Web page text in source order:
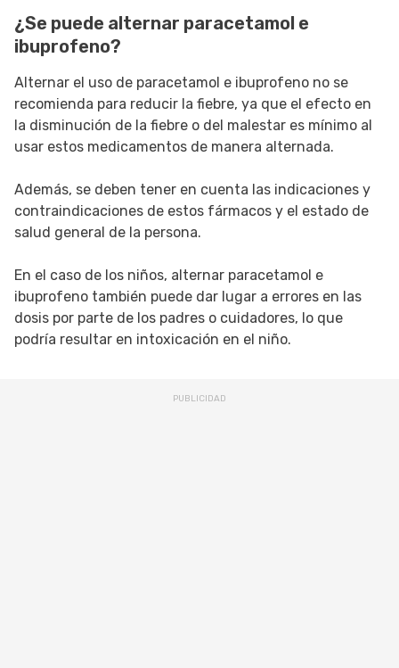
¿Se puede alternar paracetamol e
ibuprofeno?
Alternar el uso de paracetamol e ibuprofeno no se
recomienda para reducir la fiebre, ya que el efecto en
la disminución de la fiebre o del malestar es mínimo al
usar estos medicamentos de manera alternada.
Además, se deben tener en cuenta las indicaciones y
contraindicaciones de estos fármacos y el estado de
salud general de la persona.
En el caso de los niños, alternar paracetamol e
ibuprofeno también puede dar lugar a errores en las
dosis por parte de los padres o cuidadores, lo que
podría resultar en intoxicación en el niño.